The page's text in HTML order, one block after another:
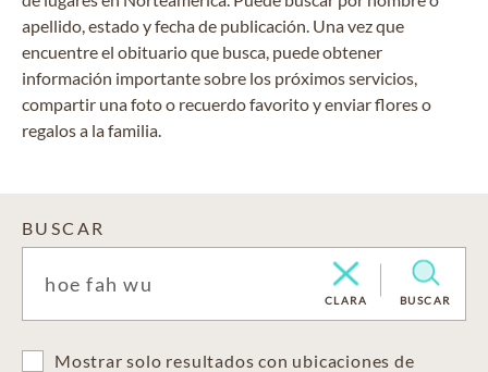
apellido, estado y fecha de publicación. Una vez que
encuentre el obituario que busca, puede obtener
información importante sobre los próximos servicios,
compartir una foto o recuerdo favorito y enviar flores o
regalos a la familia.
BUSCAR
CLARA BUSCAR
Mostrar solo resultados con ubicaciones de